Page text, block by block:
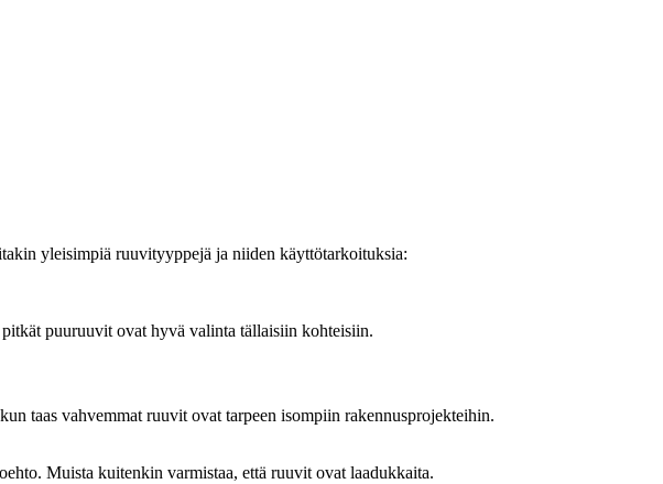
yleisimpiä ruuvityyppejä ja niiden käyttötarkoituksia:
puuruuvit ovat hyvä valinta tällaisiin kohteisiin.
taas vahvemmat ruuvit ovat tarpeen isompiin rakennusprojekteihin.
Muista kuitenkin varmistaa, että ruuvit ovat laadukkaita.